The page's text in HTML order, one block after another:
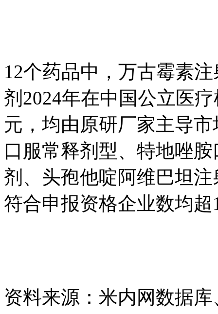
12个药品中，万古霉素
剂2024年在中国公立医
元，均由原研厂家主导
口服常释剂型、特地唑
剂、头孢他啶阿维巴坦
符合申报资格企业数均
资料来源：米内网数据